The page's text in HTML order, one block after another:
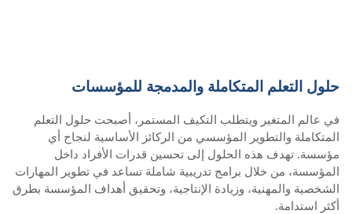
حلول التعلم المتكاملة والمدمجة للمؤسسات
في عالم المتغير ويتطلب التكيف المستمر، أصبحت حلول التعلم
المتكاملة والتطوير المؤسسي من الركائز الأساسية لنجاح أي
مؤسسة. تهدف هذه الحلول إلى تحسين قدرات الأفراد داخل
المؤسسة، من خلال برامج تدريبية شاملة تساعد في تطوير المهارات
الشخصية والمهنية، وزيادة الإنتاجية، وتحقيق أهداف المؤسسة بطرق
أكثر استدامة.